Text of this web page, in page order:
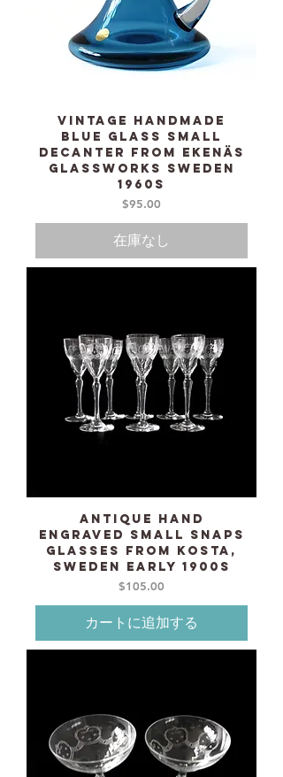
Vintage Handmade
blue glass small
decanter from EKENÄS
glassworks Sweden
1960s
価格
$95.00
在庫なし
Antique Hand
Engraved small Snaps
Glasses from KOSTA,
Sweden early 1900s
価格
$105.00
カートに追加する